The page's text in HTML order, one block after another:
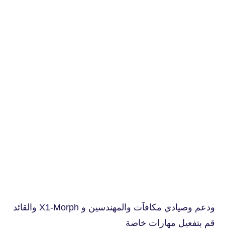
ودعم وصيادي مكافآت والمهندسين و X1-Morph والقائد
قم بتفعيل مهارات خاصة